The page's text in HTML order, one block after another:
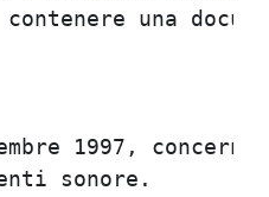
contenere